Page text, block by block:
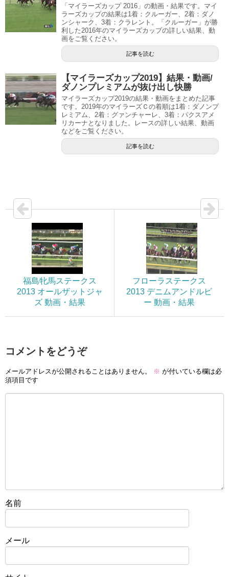
「マイラーズカップ 2016」の動画・結果です。マイ
ラーズカップの結果は1着：クルーガー、2着：ダノ
ンシャーク、3着：クラレント。「クルーガー」が勝
利した2016年のマイラーズカップの詳しい結果、動
画をご覧ください。
記事を読む
【マイラーズカップ2019】結果・動画/
ダノンプレミアムが抜け出し快勝
マイラーズカップ2019の結果・動画をまとめた記事
です。2019年のマイラーズＣの着順は1着：ダノンプ
レミアム、2着：グァンチャーレ、3着：パクスアメ
リカーナとなりました。レースの詳しい結果、動画
などをご覧ください。
記事を読む
福島牝馬ステークス
2013 オールザットジャ
ズ 動画・結果
フローラステークス
2013 デニムアンドルビ
ー 動画・結果
コメントをどうぞ
メールアドレスが公開されることはありません。 ※ が付いている欄は必
須項目です
名前
メール